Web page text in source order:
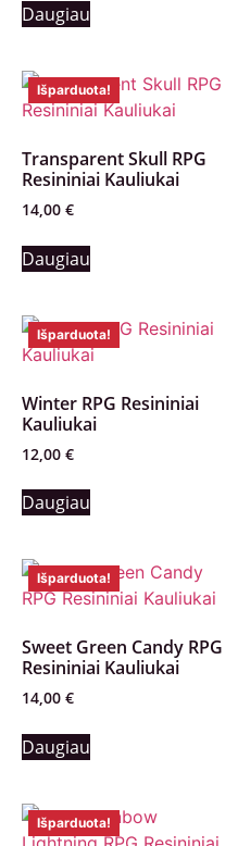
Daugiau
Išparduota!
Transparent Skull RPG
Resininiai Kauliukai
14,00 €
Daugiau
Išparduota!
Winter RPG Resininiai
Kauliukai
12,00 €
Daugiau
Išparduota!
Sweet Green Candy RPG
Resininiai Kauliukai
14,00 €
Daugiau
Išparduota!